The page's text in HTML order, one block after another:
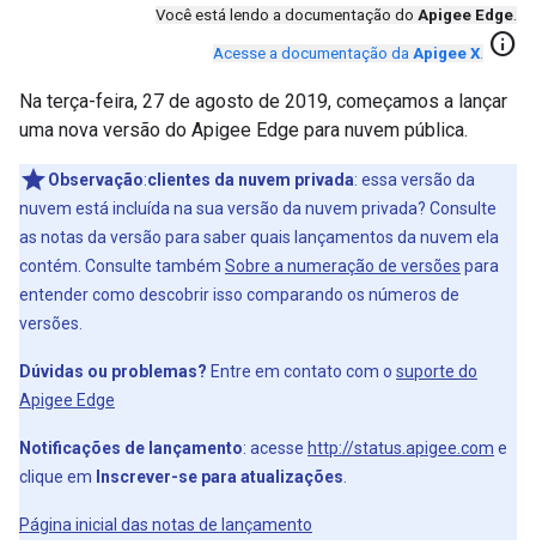
Você está lendo a documentação do Apigee Edge.
Acesse a documentação da Apigee X. info
Na terça-feira, 27 de agosto de 2019, começamos a lançar
uma nova versão do Apigee Edge para nuvem pública.
Observação:clientes da nuvem privada: essa versão da
nuvem está incluída na sua versão da nuvem privada? Consulte
as notas da versão para saber quais lançamentos da nuvem ela
contém. Consulte também Sobre a numeração de versões para
entender como descobrir isso comparando os números de
versões.
Dúvidas ou problemas? Entre em contato com o suporte do
Apigee Edge
Notificações de lançamento: acesse http://status.apigee.com e
clique em Inscrever-se para atualizações
Página inicial das notas de lançamento